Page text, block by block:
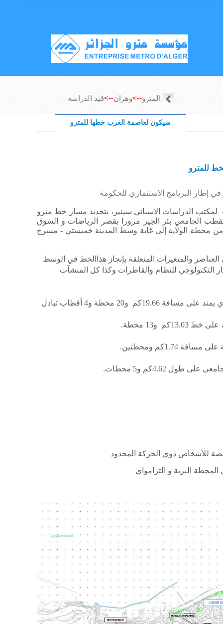
المترو-->وهران-->قيد الدراسة
سيكون لعاصمة الغرب خطها للمترو
للمترو
إطار البرنامج الاستثماري للحكومة
لمكتب الدراسات الاسباني سينير، بتحديد مسار خط مترو
من الحاسي إلى القطب الجامعي بئر الجير مرورا بقصر الرياضات و السوق
و الملعب الاولمبي مع تفرع بطول 2 كلم يمتد من محطة الولاية إلى غاية وسط المدينة خميستي - مسرح
والمتغيرات المتعلقة بإنجاز هذاالخط في الوسط
التكنولوجي للنظام والقاطرات وكذا كل المنشآت
وأيضا، نتيجة لهذه الدراسة، حُددت طريقة إنجاز خط مترو وهران الذي يمتد على مسافة 19.66كم و20 محطة و4 أقطاب تبادل
ومحطتين.
للأشخاص ذوي الحركة المحدود
البرية و الترامواي